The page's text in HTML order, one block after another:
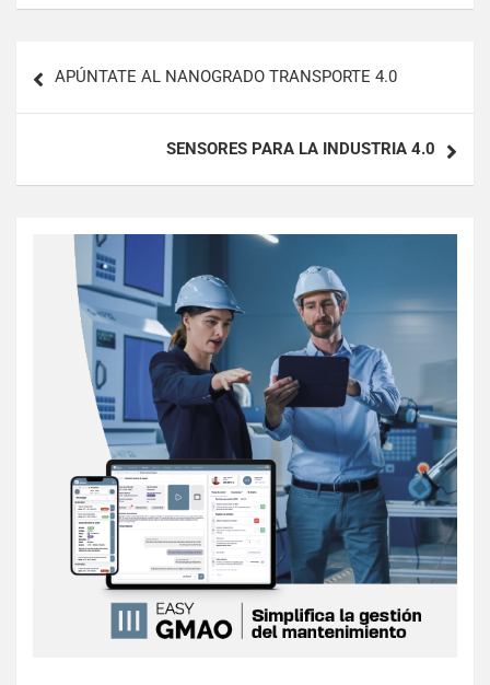
APÚNTATE AL NANOGRADO TRANSPORTE 4.0
SENSORES PARA LA INDUSTRIA 4.0